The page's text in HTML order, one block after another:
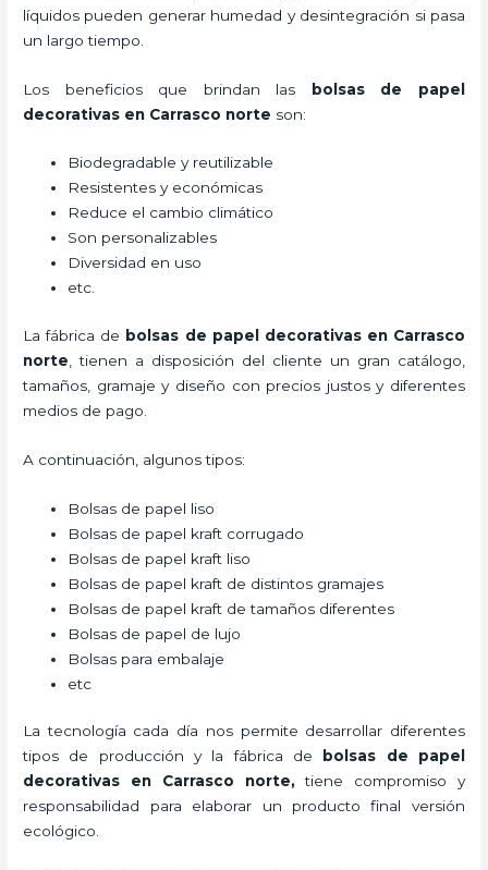
líquidos pueden generar humedad y desintegración si pasa
un largo tiempo.
Los beneficios que brindan las bolsas de papel
decorativas en Carrasco norte son:
Biodegradable y reutilizable
Resistentes y económicas
Reduce el cambio climático
Son personalizables
Diversidad en uso
etc.
La fábrica de bolsas de papel decorativas en Carrasco
norte , tienen a disposición del cliente un gran catálogo,
tamaños, gramaje y diseño con precios justos y diferentes
medios de pago.
A continuación, algunos tipos:
Bolsas de papel liso
Bolsas de papel kraft corrugado
Bolsas de papel kraft liso
Bolsas de papel kraft de distintos gramajes
Bolsas de papel kraft de tamaños diferentes
Bolsas de papel de lujo
Bolsas para embalaje
etc
La tecnología cada día nos permite desarrollar diferentes
tipos de producción y la fábrica de
bolsas de papel
decorativas en Carrasco norte,tiene compromiso y
responsabilidad para elaborar un producto final versión
ecológico.